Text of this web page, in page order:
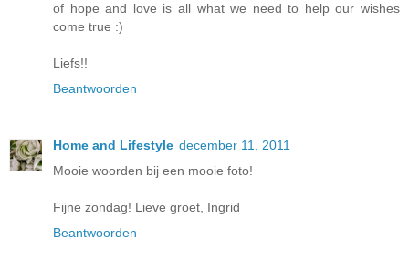
of hope and love is all what we need to help our wishes
come true :)
Liefs!!
Beantwoorden
Home and Lifestyle december 11, 2011
Mooie woorden bij een mooie foto!
Fijne zondag! Lieve groet, Ingrid
Beantwoorden